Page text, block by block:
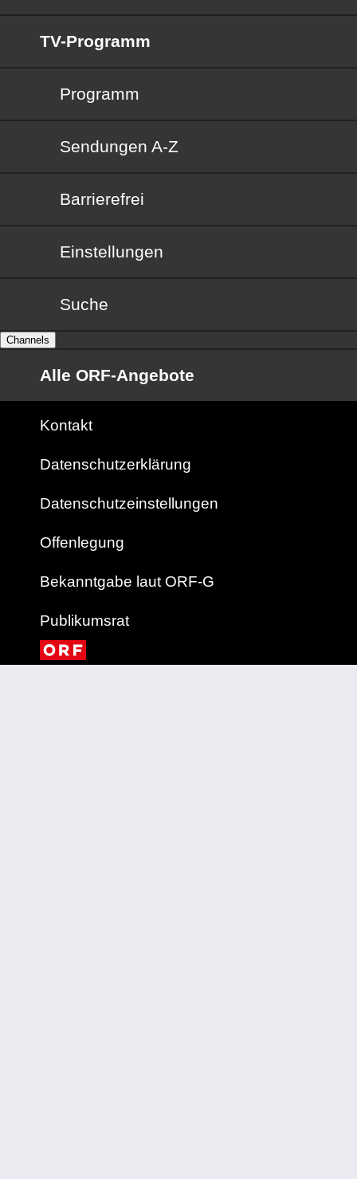
TV-Programm
Programm
Sendungen von A bis Z
Sendungen A-Z
Barrierefrei
Barrierefrei
Einstellungen
Suche
Channels
Alle ORF-Angebote
Kontakt
Datenschutzerklärung
Datenschutzeinstellungen
Offenlegung
Bekanntgabe laut ORF-G
Publikumsrat